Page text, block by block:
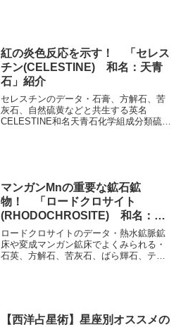
紅の炎色反応を示す！ 「セレス
チン(CELESTINE) 和名：天青
石」紹介
セレスチンのデータ・石膏、方解石、苦
灰石、自然硫黄などと共生する英名
CELESTINE和名天青石化学組成分類硫酸
マンガンMnの重要な鉱石鉱
物！ 「ロードクロサイト
(RHODOCHROSITE) 和名：菱
マンガン鉱」紹介
ロードクロサイトのデータ・熱水鉱脈鉱
床や変成マンガン鉱床でよくみられる・
石英、方解石、苦灰石、ばら輝石、テフ
【西洋占星術】星座別オススメの